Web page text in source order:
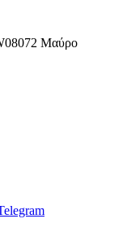
Μαύρο